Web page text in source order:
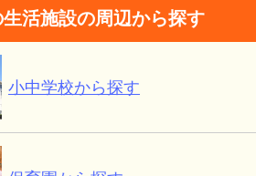
活施設の周辺から探す
小中学校から探す